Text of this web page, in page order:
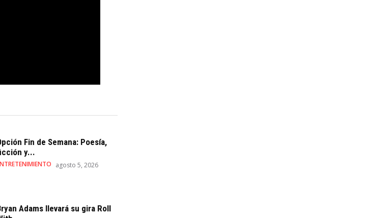
Fin de Semana: Poesía,
y...
agosto 5, 2026
Adams llevará su gira Roll